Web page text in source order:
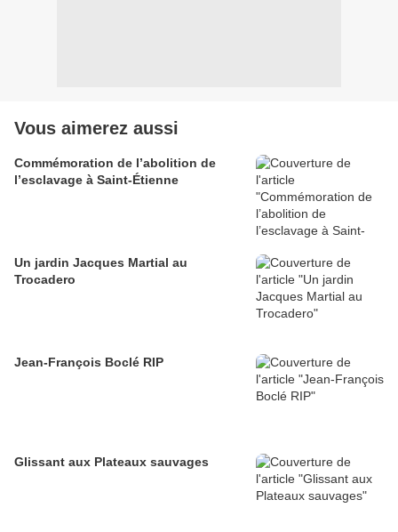
Vous aimerez aussi
Commémoration de l’abolition de
l’esclavage à Saint-Étienne
Un jardin Jacques Martial au
Trocadero
Jean-François Boclé RIP
Glissant aux Plateaux sauvages